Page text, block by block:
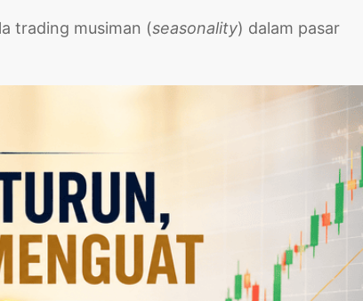
trading musiman (seasonality) dalam pasar